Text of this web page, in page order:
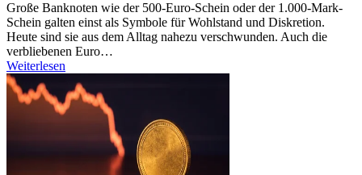
Große Banknoten wie der 500-Euro-Schein oder der 1.000-Mark-
Schein galten einst als Symbole für Wohlstand und Diskretion.
Heute sind sie aus dem Alltag nahezu verschwunden. Auch die
verbliebenen Euro…
Weiterlesen